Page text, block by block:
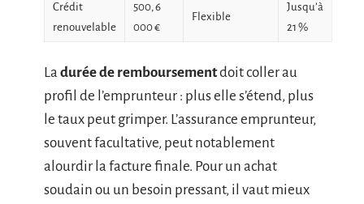
Crédit
renouvelable
500, 6
000 €
Flexible
Jusqu’à
21 %
La durée de remboursementdoit coller au
profil de l’emprunteur : plus elle s’étend, plus
le taux peut grimper. L’assurance emprunteur,
souvent facultative, peut notablement
alourdir la facture finale. Pour un achat
soudain ou un besoin pressant, il vaut mieux